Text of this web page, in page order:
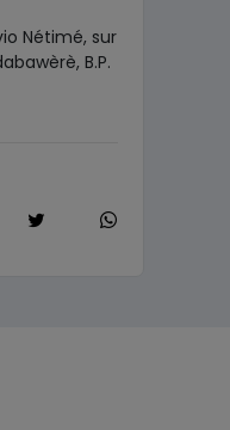
Nétimé, sur
B.P.